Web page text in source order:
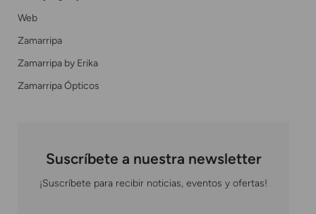
Web
Zamarripa
Zamarripa by Erika
Zamarripa Ópticos
Suscríbete a nuestra newsletter
¡Suscríbete para recibir noticias, eventos y ofertas!